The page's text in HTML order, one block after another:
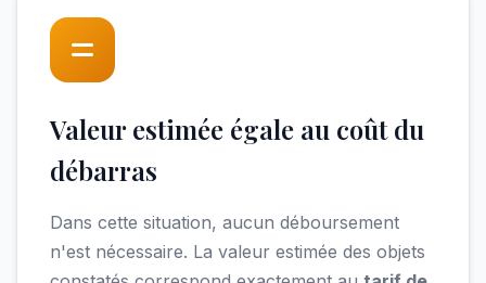
Valeur estimée égale au coût du
débarras
Dans cette situation, aucun déboursement
n'est nécessaire. La valeur estimée des objets